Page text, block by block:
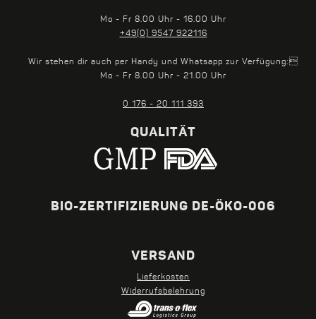
Mo - Fr 8.00 Uhr - 16.00 Uhr
+49(0) 9547 922116
Wir stehen dir auch per Handy und Whatsapp zur Verfügung:
Mo - Fr 8.00 Uhr - 21.00 Uhr
0 176 - 20 111 393
QUALITÄT
BIO-ZERTIFIZIERUNG DE-ÖKO-006
VERSAND
Lieferkosten
Widerrufsbelehrung